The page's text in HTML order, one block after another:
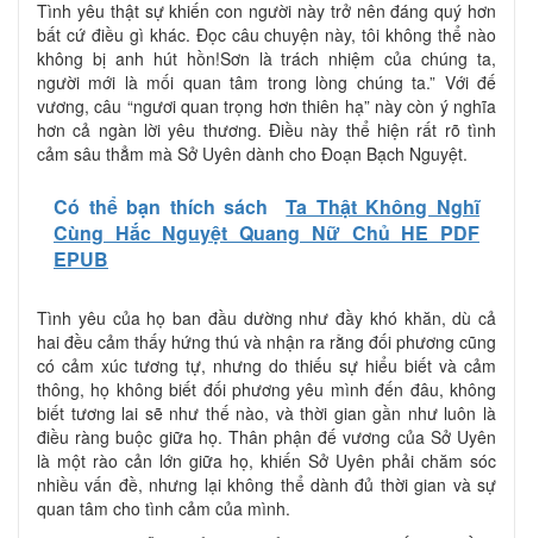
Tình yêu thật sự khiến con người này trở nên đáng quý hơn
bất cứ điều gì khác. Đọc câu chuyện này, tôi không thể nào
không bị anh hút hồn!Sơn là trách nhiệm của chúng ta,
người mới là mối quan tâm trong lòng chúng ta.” Với đế
vương, câu “ngươi quan trọng hơn thiên hạ” này còn ý nghĩa
hơn cả ngàn lời yêu thương. Điều này thể hiện rất rõ tình
cảm sâu thẳm mà Sở Uyên dành cho Đoạn Bạch Nguyệt.
Có thể bạn thích sách
Ta Thật Không Nghĩ
Cùng Hắc Nguyệt Quang Nữ Chủ HE PDF
EPUB
Tình yêu của họ ban đầu dường như đầy khó khăn, dù cả
hai đều cảm thấy hứng thú và nhận ra rằng đối phương cũng
có cảm xúc tương tự, nhưng do thiếu sự hiểu biết và cảm
thông, họ không biết đối phương yêu mình đến đâu, không
biết tương lai sẽ như thế nào, và thời gian gần như luôn là
điều ràng buộc giữa họ. Thân phận đế vương của Sở Uyên
là một rào cản lớn giữa họ, khiến Sở Uyên phải chăm sóc
nhiều vấn đề, nhưng lại không thể dành đủ thời gian và sự
quan tâm cho tình cảm của mình.